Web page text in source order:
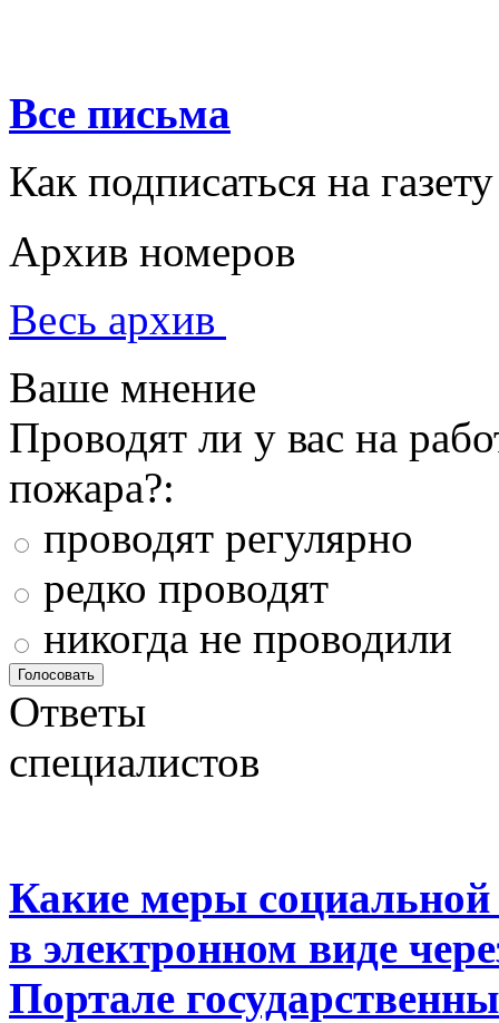
Все письма
Как подписаться на газету
Архив номеров
Весь архив
Ваше мнение
Проводят ли у вас на
пожара?:
проводят регулярно
редко проводят
никогда не проводили
Ответы
специалистов
Какие меры
в электронном виде
Портале